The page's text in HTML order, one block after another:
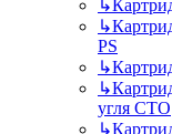
↳
↳
PS
↳
↳
угля CTO
↳